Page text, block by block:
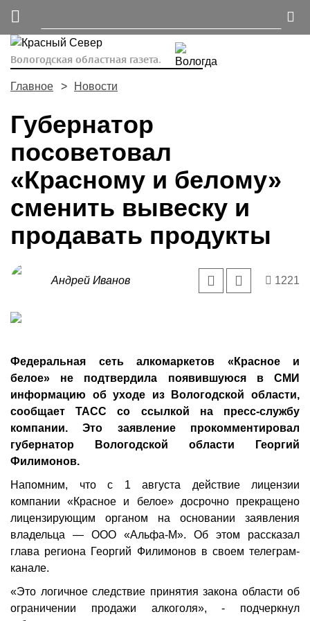
Вологодская областная газета.
Главное Новости
Губернатор
посоветовал
«Красному и белому»
сменить вывеску и
продавать продукты
Андрей Иванов 1221
Федеральная сеть алкомаркетов «Красное и
белое» не подтвердила появившуюся в СМИ
информацию об уходе из Вологодской области,
сообщает ТАСС со ссылкой на пресс-службу
компании. Это заявление прокомментировал
губернатор Вологодской области Георгий
Филимонов.
Напомним, что с 1 августа действие лицензии
компании «Красное и белое» досрочно прекращено
лицензирующим органом на основании заявления
владельца — ООО «Альфа-М». Об этом рассказал
глава региона Георгий Филимонов в своем телеграм-
канале.
«Это логичное следствие принятия закона области об
ограничении продажи алкоголя», - подчеркнул